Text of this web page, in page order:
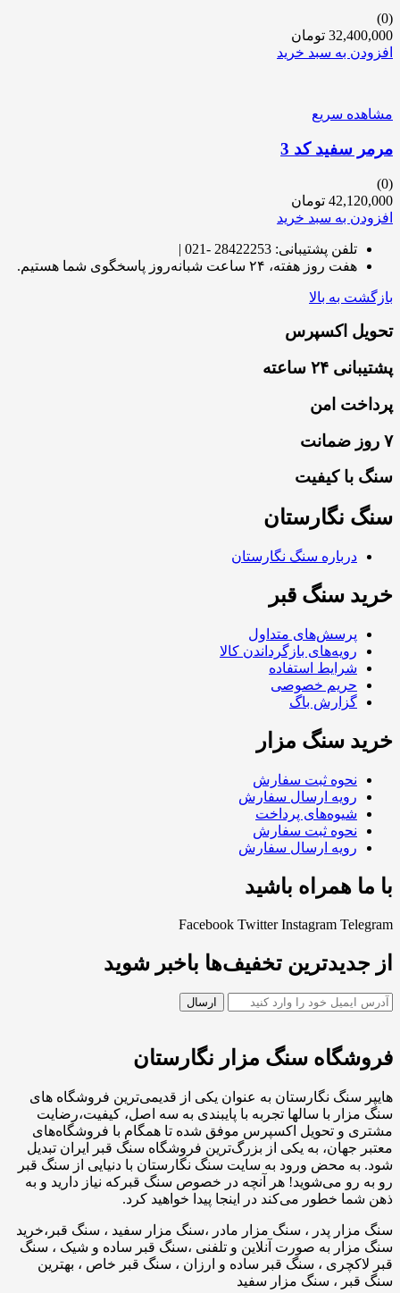
(0)
32,400,000 تومان
افزودن به سبد خرید
مشاهده سریع
مرمر سفید کد 3
(0)
42,120,000 تومان
افزودن به سبد خرید
تلفن پشتیبانی: 28422253 -021 |
هفت روز هفته، ۲۴ ساعت شبانه‌روز پاسخگوی شما هستیم.
بازگشت به بالا
تحویل اکسپرس
پشتیبانی ۲۴ ساعته
پرداخت امن
۷ روز ضمانت
سنگ با کیفیت
سنگ نگارستان
درباره سنگ نگارستان
خرید سنگ قبر
پرسش‌های متداول
رویه‌های بازگرداندن کالا
شرایط استفاده
حریم خصوصی
گزارش باگ
خرید سنگ مزار
نحوه ثبت سفارش
رویه ارسال سفارش
شیوه‌های پرداخت
نحوه ثبت سفارش
رویه ارسال سفارش
با ما همراه باشید
Facebook Twitter Instagram Telegram
از جدیدترین تخفیف‌ها باخبر شوید
فروشگاه سنگ مزار نگارستان
هایپر سنگ نگارستان به عنوان یکی از قدیمی‌ترین فروشگاه های
سنگ مزار با سالها تجربه با پایبندی به سه اصل، کیفیت،رضایت
مشتری و تحویل اکسپرس موفق شده تا همگام با فروشگاه‌های
معتبر جهان، به یکی از بزرگ‌ترین فروشگاه سنگ قبر ایران تبدیل
شود. به محض ورود به سایت سنگ نگارستان با دنیایی از سنگ قبر
رو به رو می‌شوید! هر آنچه در خصوص سنگ قبرکه نیاز دارید و به
ذهن شما خطور می‌کند در اینجا پیدا خواهید کرد.
سنگ مزار پدر ، سنگ مزار مادر ،سنگ مزار سفید ، سنگ قبر،خرید
سنگ مزار به صورت آنلاین و تلفنی ،سنگ قبر ساده و شیک ، سنگ
قبر لاکچری ، سنگ قبر ساده و ارزان ، سنگ قبر خاص ، بهترین
سنگ قبر ، سنگ مزار سفید